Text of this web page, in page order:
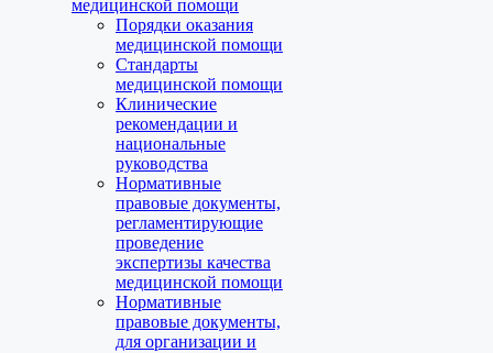
медицинской помощи
Порядки оказания
медицинской помощи
Стандарты
медицинской помощи
Клинические
рекомендации и
национальные
руководства
Нормативные
правовые документы,
регламентирующие
проведение
экспертизы качества
медицинской помощи
Нормативные
правовые документы,
для организации и